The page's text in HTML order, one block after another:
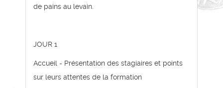
de pains au levain.
JOUR 1
Accueil - Présentation des stagiaires et points
sur leurs attentes de la formation